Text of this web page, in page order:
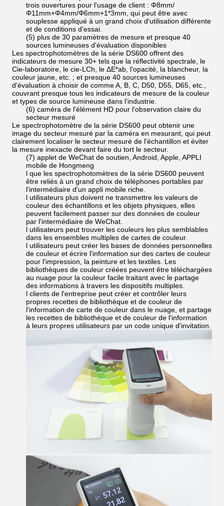
trois ouvertures pour l'usage de client : Φ8mm/
Φ11mm+Φ4mm/Φ6mm+1*3mm, qui peut être avec
souplesse appliqué à un grand choix d'utilisation différente
et de conditions d'essai.
(5) plus de 30 paramètres de mesure et presque 40
sources lumineuses d'évaluation disponibles
Les spectrophotomètres de la série DS600 offrent des
indicateurs de mesure 30+ tels que la réflectivité spectrale, le
Cie-laboratoire, le cie-LCh, le ΔE*ab, l'opacité, la blancheur, la
couleur jaune, etc. ; et presque 40 sources lumineuses
d'évaluation à choisir de comme A, B, C, D50, D55, D65, etc.,
couvrant presque tous les indicateurs de mesure de la couleur
et types de source lumineuse dans l'industrie.
(6) caméra de l'élément HD pour l'observation claire du
secteur mesuré
Le spectrophotomètre de la série DS600 peut obtenir une
image du secteur mesuré par la caméra en mesurant, qui peut
clairement localiser le secteur mesuré de l'échantillon et éviter
la mesure inexacte devant faire du tort le secteur.
(7) applet de WeChat de soutien, Android, Apple, APPLI
mobile de Hongmeng
l que les spectrophotomètres de la série DS600 peuvent
être reliés à un grand choix de téléphones portables par
l'intermédiaire d'un appli mobile riche.
l utilisateurs plus doivent ne transmettre les valeurs de
couleur des échantillons et les objets physiques, elles
peuvent facilement passer sur des données de couleur
par l'intermédiaire de WeChat.
l utilisateurs peut trouver les couleurs les plus semblables
dans les ensembles multiples de cartes de couleur.
l utilisateurs peut créer les bases de données personnelles
de couleur et écrire l'information sur des cartes de couleur
pour l'impression, la peinture et les textiles. Les
bibliothèques de couleur créées peuvent être téléchargées
au nuage pour la couleur facile traitant avec le partage
des informations à travers les dispositifs multiples.
l clients de l'entreprise peut créer et contrôler leurs
propres recettes de bibliothèque et de couleur de
l'information de carte de couleur dans le nuage, et partage
les recettes de bibliothèque et de couleur de l'information
à leurs propres utilisateurs par un code unique d'invitation.